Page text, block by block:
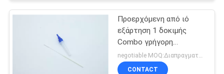
ΜΕ
ΕΙΔΉΣΕΙΣ
Προερχόμενη από ιό
εξάρτηση 1 δοκιμής
Combo γρήγορη
πιστοποιητικό βημάτων
ISO 13485
negotiable MOQ:Διαπραγματεύσιμος
CONTACT